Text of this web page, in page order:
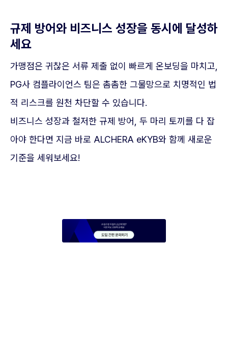
규제 방어와 비즈니스 성장을 동시에 달성하
세요
가맹점은 귀찮은 서류 제출 없이 빠르게 온보딩을 마치고,
PG사 컴플라이언스 팀은 촘촘한 그물망으로 치명적인 법
적 리스크를 원천 차단할 수 있습니다.
비즈니스 성장과 철저한 규제 방어, 두 마리 토끼를 다 잡
아야 한다면 지금 바로 ALCHERA eKYB와 함께 새로운
기준을 세워보세요!